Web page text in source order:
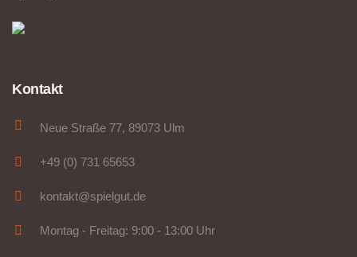
Kontakt
Neue Straße 77, 89073 Ulm
+49 (0) 731 65653
kontakt@spielgut.de
Montag - Freitag: 9:00 - 13:00 Uhr